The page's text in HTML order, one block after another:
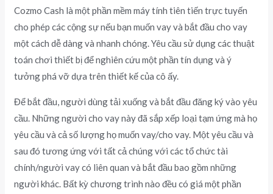
Cozmo Cash là một phần mềm máy tính tiên tiến trực tuyến
cho phép các cộng sự nếu bạn muốn vay và bắt đầu cho vay
một cách dễ dàng và nhanh chóng. Yêu cầu sử dụng các thuật
toán chơi thiết bị để nghiên cứu một phần tín dụng và ý
tưởng phá vỡ dựa trên thiết kế của cô ấy.
Để bắt đầu, người dùng tải xuống và bắt đầu đăng ký vào yêu
cầu. Những người cho vay này đã sắp xếp loại tạm ứng mà họ
yêu cầu và cả số lượng họ muốn vay/cho vay. Một yêu cầu và
sau đó tương ứng với tất cả chúng với các tổ chức tài
chính/người vay có liên quan và bắt đầu bao gồm những
người khác. Bất kỳ chương trình nào đều có giá một phần